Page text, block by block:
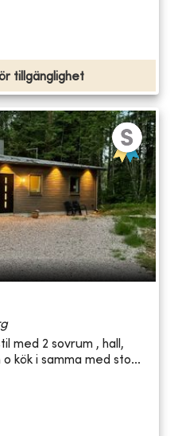
tillgänglighet
med 2 sovrum , hall,
kök i samma med sto...